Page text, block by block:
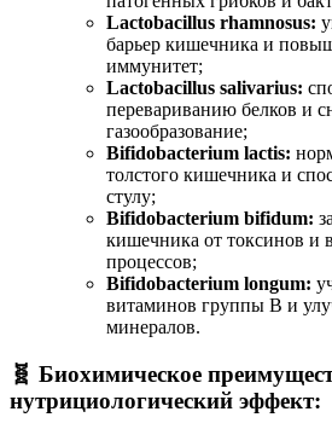
Lactobacillus rhamnosus:
барьер кишечника и
иммунитет;
Lactobacillus salivarius:
перевариванию белков и
газообразование;
Bifidobacterium lactis:
толстого кишечника и
стулу;
Bifidobacterium bifidum:
кишечника от токсинов и
процессов;
Bifidobacterium longum:
витаминов группы B и
минералов.
🧬 Биохимическое
нутрициологический эффект: